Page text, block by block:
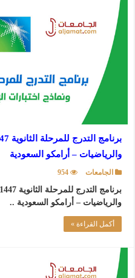
والرياضيات – أرامكو السعودية
الجامعات 954
والرياضيات – أرامكو السعودية ..
أكمل القراءة »